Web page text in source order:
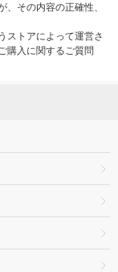
その内容の正確性、
ストアによって運営さ
購入に関するご質問